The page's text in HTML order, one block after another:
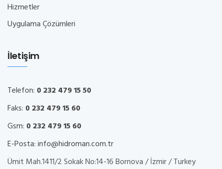
Hizmetler
Uygulama Çözümleri
İletişim
Telefon: 0 232 479 15 50
Faks: 0 232 479 15 60
Gsm: 0 232 479 15 60
E-Posta:info@hidroman.com.tr
Ümit Mah.1411/2 Sokak No:14-16 Bornova / İzmir / Turkey